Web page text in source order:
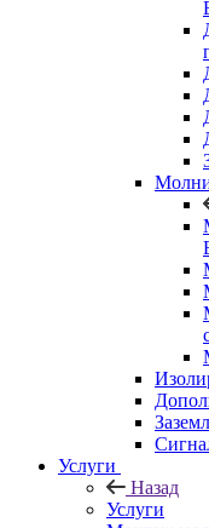
Услуги
Назад
Услуги